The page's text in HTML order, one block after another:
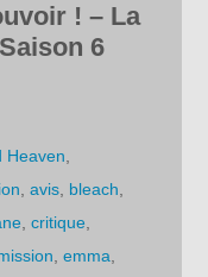
! – La
6
Heaven
,avis bleach
,critique
,emma